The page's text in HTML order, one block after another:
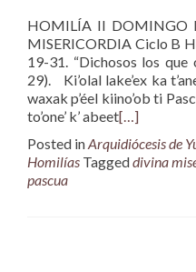
HOMILÍA II DOMINGO
MISERICORDIA Ciclo B
19-31. “Dichosos los que
29). Ki’olal lake’ex ka
waxak p’éel kiino’ob ti
to’one’ k’ abeet[…]
Posted inArquidiócesis de
Homilías Taggeddivina
pascua